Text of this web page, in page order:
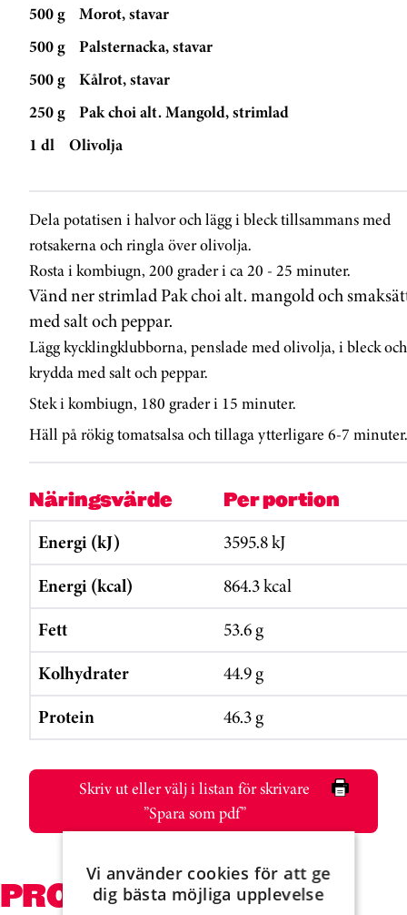
500 g
Morot, stavar
500 g
Palsternacka, stavar
500 g
Kålrot, stavar
250 g
Pak choi alt. Mangold, strimlad
1 dl
Olivolja
Dela potatisen i halvor och lägg i bleck tillsammans med
rotsakerna och ringla över olivolja.
Rosta i kombiugn, 200 grader i ca 20 - 25 minuter.
Vänd ner strimlad Pak choi alt. mangold och
med salt och peppar.
Lägg kycklingklubborna, penslade med olivolja, i bleck och
krydda med salt och peppar.
Stek i kombiugn, 180 grader i 15 minuter.
Häll på rökig tomatsalsa och tillaga ytterligare 6-7 minuter.
Näringsvärde Per portion
Energi (kJ)
3595.8 kJ
Energi (kcal)
864.3 kcal
Fett
53.6 g
Kolhydrater
44.9 g
Protein
46.3 g
Skriv ut eller välj i listan för skrivare
”Spara som pdf”
PRODUKTER SOM
Vi använder cookies för att ge
dig bästa möjliga upplevelse